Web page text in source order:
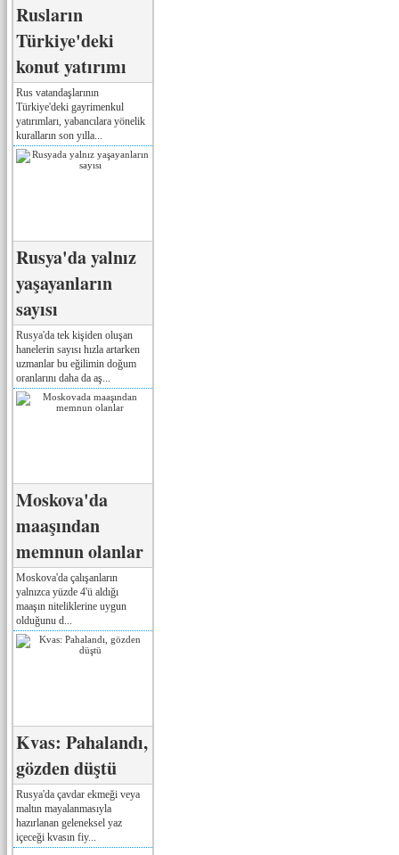
Rusların
Türkiye'deki
konut yatırımı
Rus vatandaşlarının
Türkiye'deki gayrimenkul
yatırımları, yabancılara yönelik
kuralların son yılla...
Rusya'da yalnız
yaşayanların
sayısı
Rusya'da tek kişiden oluşan
hanelerin sayısı hızla artarken
uzmanlar bu eğilimin doğum
oranlarını daha da aş...
Moskova'da
maaşından
memnun olanlar
Moskova'da çalışanların
yalnızca yüzde 4'ü aldığı
maaşın niteliklerine uygun
olduğunu d...
Kvas: Pahalandı,
gözden düştü
Rusya'da çavdar ekmeği veya
maltın mayalanmasıyla
hazırlanan geleneksel yaz
içeceği kvasın fiy...